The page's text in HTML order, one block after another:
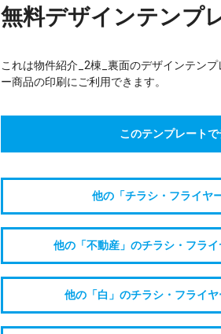
無料デザインテンプ
これは物件紹介_2棟_裏面のデザインテン
ー商品の印刷にご利用できます。
このテンプレート
他の「チラシ・フライヤ
他の「不動産」のチラシ・フラ
他の「白」のチラシ・フライ